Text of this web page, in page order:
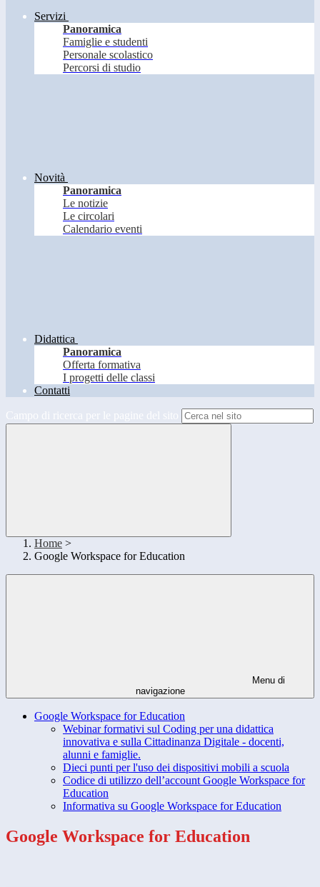
Servizi
Panoramica
Famiglie e studenti
Personale scolastico
Percorsi di studio
Novità
Panoramica
Le notizie
Le circolari
Calendario eventi
Didattica
Panoramica
Offerta formativa
I progetti delle classi
Contatti
Campo di ricerca per le pagine del sito
Home >
Google Workspace for Education
Menu di
navigazione
Google Workspace for Education
Webinar formativi sul Coding per una didattica
innovativa e sulla Cittadinanza Digitale - docenti,
alunni e famiglie.
Dieci punti per l'uso dei dispositivi mobili a scuola
Codice di utilizzo dell’account Google Workspace for
Education
Informativa su Google Workspace for Education
Google Workspace for Education